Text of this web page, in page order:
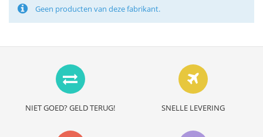
Geen producten van deze fabrikant.
NIET GOED? GELD TERUG! SNELLE LEVERING